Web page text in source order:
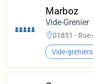
Marboz
Vide-Grenier
01851 - Rue
Vide-greniers